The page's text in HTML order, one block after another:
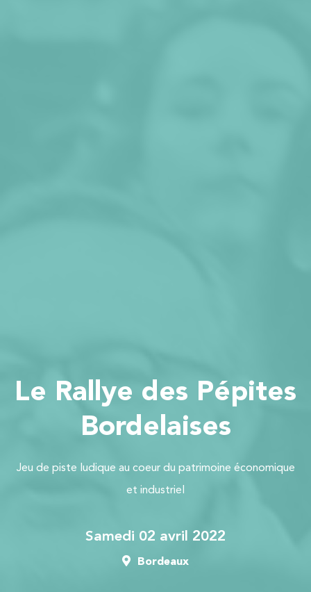
Le Rallye des Pépites
Bordelaises
Jeu de piste ludique au coeur du patrimoine économique
et industriel
samedi 02 avril 2022
Bordeaux